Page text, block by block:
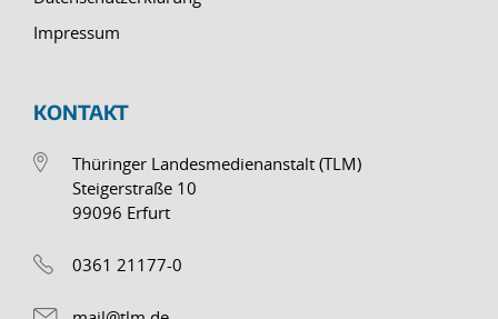
Impressum
KONTAKT
Thüringer Landesmedienanstalt (TLM)
Steigerstraße 10
99096 Erfurt
0361 21177-0